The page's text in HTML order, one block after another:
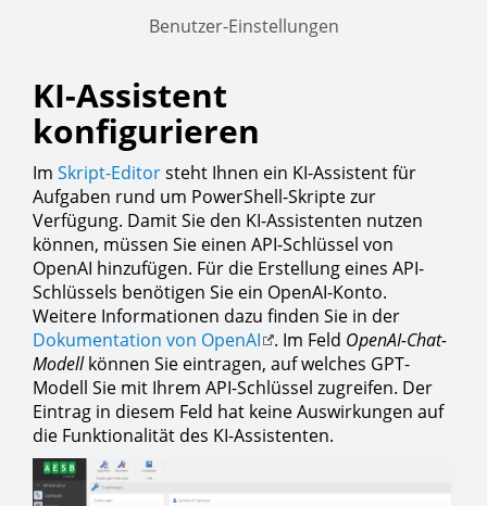
Benutzer-Einstellungen
KI-Assistent
konfigurieren
Im Skript-Editorsteht Ihnen ein KI-Assistent für
Aufgaben rund um PowerShell-Skripte zur
Verfügung. Damit Sie den KI-Assistenten nutzen
können, müssen Sie einen API-Schlüssel von
OpenAI hinzufügen. Für die Erstellung eines API-
Schlüssels benötigen Sie ein OpenAI-Konto.
Weitere Informationen dazu finden Sie in der
Dokumentation von OpenAI
. Im Feld OpenAI-Chat-
Modellkönnen Sie eintragen, auf welches GPT-
Modell Sie mit Ihrem API-Schlüssel zugreifen. Der
Eintrag in diesem Feld hat keine Auswirkungen auf
die Funktionalität des KI-Assistenten.